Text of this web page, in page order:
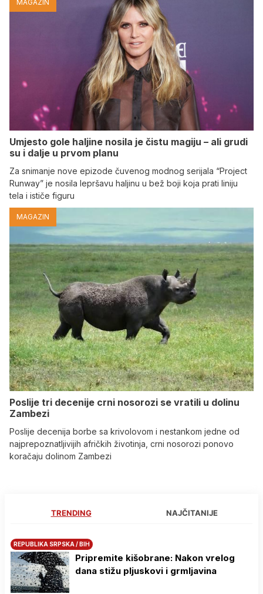
MAGAZIN
Umjesto gole haljine nosila je čistu magiju – ali grudi
su i dalje u prvom planu
Za snimanje nove epizode čuvenog modnog serijala “Project
Runway” je nosila lepršavu haljinu u bež boji koja prati liniju
tela i ističe figuru
MAGAZIN
Poslije tri decenije crni nosorozi se vratili u dolinu
Zambezi
Poslije decenija borbe sa krivolovom i nestankom jedne od
najprepoznatljivijih afričkih životinja, crni nosorozi ponovo
koračaju dolinom Zambezi
TRENDING NAJČITANIJE
REPUBLIKA SRPSKA / BIH
Pripremite kišobrane: Nakon vrelog
dana stižu pljuskovi i grmljavina